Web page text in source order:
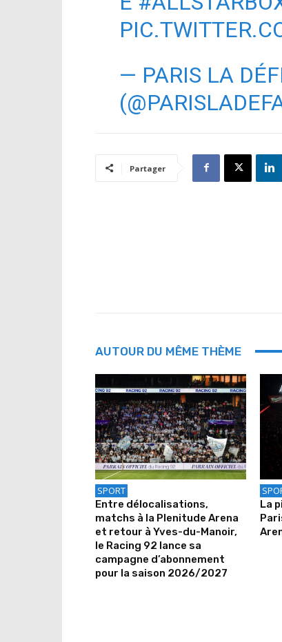
— PARIS LA
Partager
AUTOUR DU MÊME THÈME
SPORT
Entre délocalisations,
matchs à la Plenitude Arena
et retour à Yves-du-Manoir,
le Racing 92 lance sa
campagne d’abonnement
pour la saison 2026/2027
La